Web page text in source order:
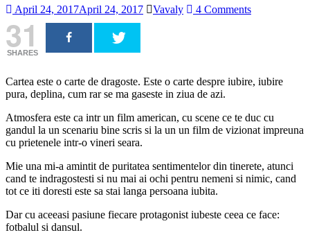
April 24, 2017April 24, 2017 Vavaly 4 Comments
31
SHARES
Cartea este o carte de dragoste. Este o carte despre iubire, iubire
pura, deplina, cum rar se ma gaseste in ziua de azi.
Atmosfera este ca intr un film american, cu scene ce te duc cu
gandul la un scenariu bine scris si la un un film de vizionat impreuna
cu prietenele intr-o vineri seara.
Mie una mi-a amintit de puritatea sentimentelor din tinerete, atunci
cand te indragostesti si nu mai ai ochi pentru nemeni si nimic, cand
tot ce iti doresti este sa stai langa persoana iubita.
Dar cu aceeasi pasiune fiecare protagonist iubeste ceea ce face:
fotbalul si dansul.